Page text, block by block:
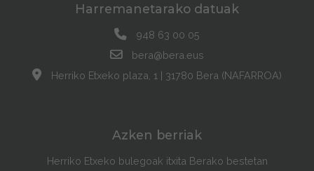
Harremanetarako datuak
948 63 00 05
bera@bera.eus
Herriko Etxeko plaza, 1 | 31780 Bera (NAFARROA)
Azken berriak
Herriko Etxeko bulegoak itxita Berako bestetan